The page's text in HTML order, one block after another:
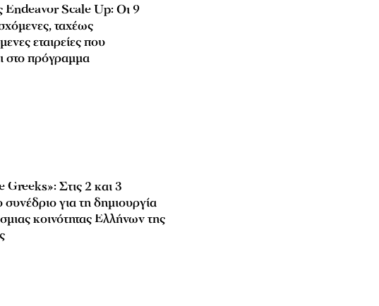
Endeavor Scale Up: Οι 9
ταχέως
εταιρείες που
στο πρόγραμμα
Στις 2 και 3
για τη δημιουργία
κοινότητας Ελλήνων της